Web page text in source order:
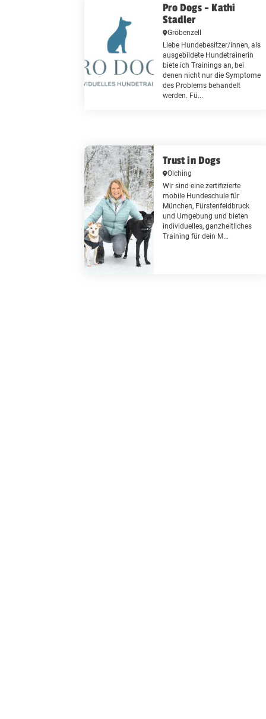
Pro Dogs - Kathi
Stadler
Gröbenzell
Liebe Hundebesitzer/innen, als
ausgebildete Hundetrainerin
biete ich Trainings an, bei
denen nicht nur die Symptome
des Problems behandelt
werden. Fü...
Trust in Dogs
Olching
Wir sind eine zertifizierte
mobile Hundeschule für
München, Fürstenfeldbruck
und Umgebung und bieten
individuelles, ganzheitliches
Training für dein M...